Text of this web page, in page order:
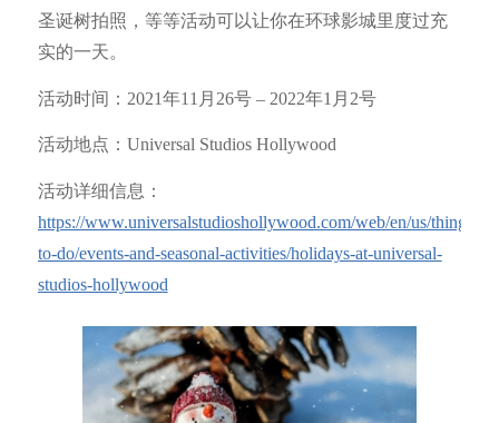
圣诞树拍照，等等活动可以让你在环球影城里度过充
实的一天。
活动时间：2021年11月26号 – 2022年1月2号
活动地点：Universal Studios Hollywood
活动详细信息：
https://www.universalstudioshollywood.com/web/en/us/things-
to-do/events-and-seasonal-activities/holidays-at-universal-
studios-hollywood